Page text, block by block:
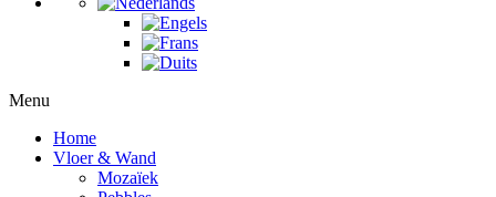
Menu
Home
Vloer & Wand
Mozaïek